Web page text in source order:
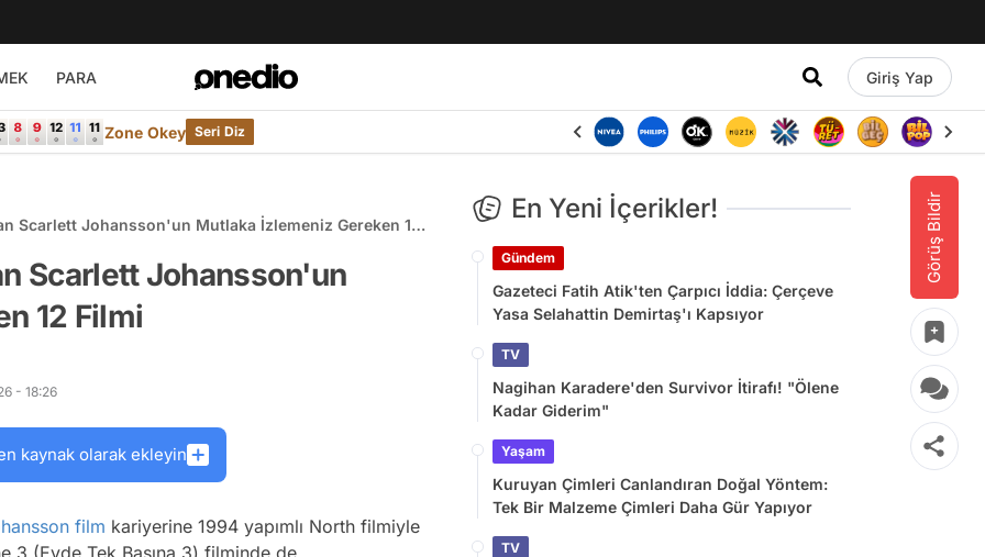
PARA Giriş Yap
Zone Okey Seri Diz
Görüş Bildir
Scarlett Johansson'un Mutlaka İzlemeniz Gereken 12
Scarlett Johansson'un
12 Filmi
- 18:26
kaynak olarak ekleyin
film kariyerine 1994 yapımlı North filmiyle
3 (Evde Tek Başına 3) filminde de
En Yeni İçerikler!
Gündem
Gazeteci Fatih Atik'ten Çarpıcı İddia: Çerçeve
Yasa Selahattin Demirtaş'ı Kapsıyor
TV
Nagihan Karadere'den Survivor İtirafı! "Ölene
Kadar Giderim"
Yaşam
Kuruyan Çimleri Canlandıran Doğal Yöntem:
Tek Bir Malzeme Çimleri Daha Gür Yapıyor
TV